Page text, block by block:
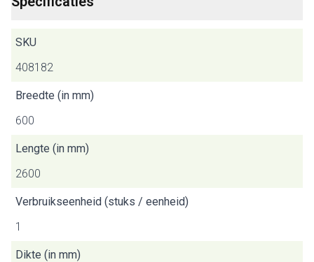
SKU
408182
Breedte (in mm)
600
Lengte (in mm)
2600
Verbruikseenheid (stuks / eenheid)
1
Dikte (in mm)